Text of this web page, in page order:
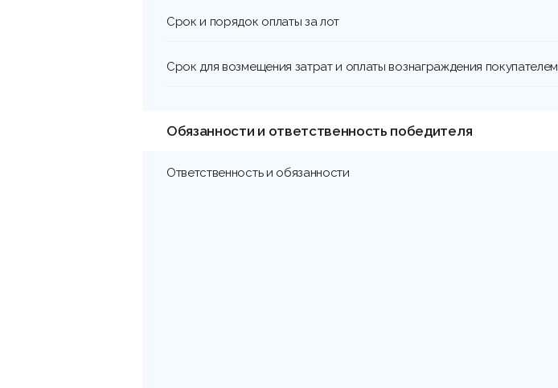
Срок и порядок оплаты за лот
Срок для возмещения затрат и оплаты вознаграждения покупателем
Обязанности и ответственность победителя
Ответственность и обязанности